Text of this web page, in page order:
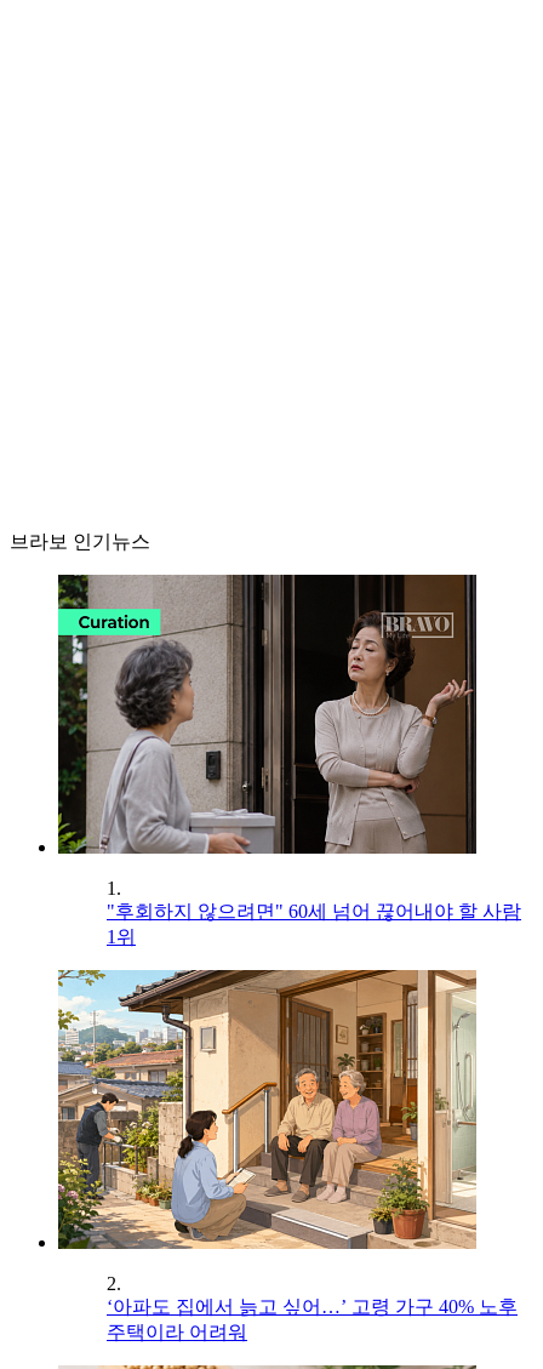
브라보 인기뉴스
1.
"후회하지 않으려면" 60세 넘어 끊어내야 할 사람
1위
2.
‘아파도 집에서 늙고 싶어…’ 고령 가구 40% 노후
주택이라 어려워